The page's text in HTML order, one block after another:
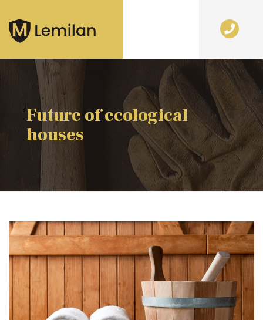
Future of ecological
houses